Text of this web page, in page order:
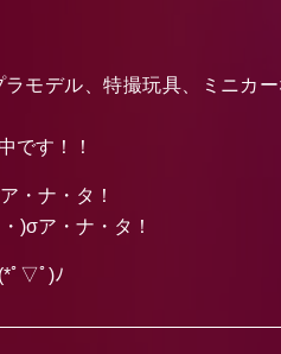
モデル、特撮玩具、ミニカ
です！！
ア・ナ・タ！
)σア・ナ・タ！
ﾟ▽ﾟ)ﾉ